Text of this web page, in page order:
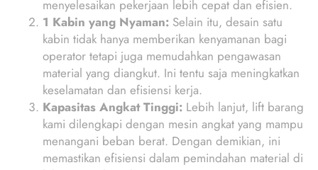
menyelesaikan pekerjaan lebih cepat dan efisien.
1 Kabin yang Nyaman: Selain itu, desain satu
kabin tidak hanya memberikan kenyamanan bagi
operator tetapi juga memudahkan pengawasan
material yang diangkut. Ini tentu saja meningkatkan
keselamatan dan efisiensi kerja.
Kapasitas Angkat Tinggi: Lebih lanjut, lift barang
kami dilengkapi dengan mesin angkat yang mampu
menangani beban berat. Dengan demikian, ini
memastikan efisiensi dalam pemindahan material di